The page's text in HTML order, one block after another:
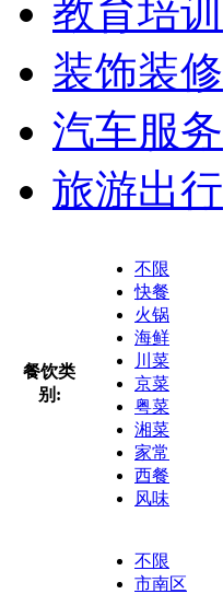
教育培训
装饰装修
汽车服务
旅游出行
餐饮类
别:
不限
快餐
火锅
海鲜
川菜
京菜
粤菜
湘菜
家常
西餐
风味
不限
市南区